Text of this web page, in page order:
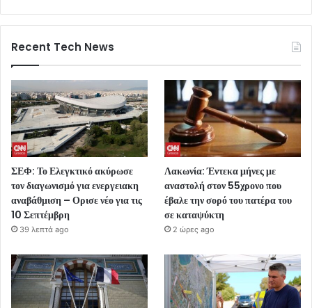
Recent Tech News
ΣΕΦ: Το Ελεγκτικό ακύρωσε
τον διαγωνισμό για ενεργειακη
αναβάθμιση – Ορισε νέο για τις
10 Σεπτέμβρη
39 λεπτά ago
Λακωνία: Έντεκα μήνες με
αναστολή στον 55χρονο που
έβαλε την σορό του πατέρα του
σε καταψύκτη
2 ώρες ago